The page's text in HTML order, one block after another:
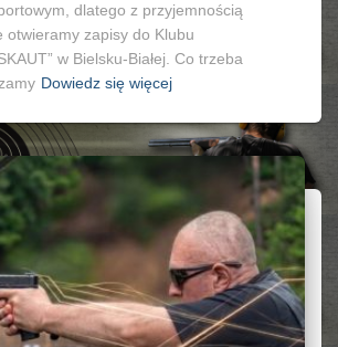
dlatego z przyjemnością
otwieramy zapisy do Klubu
w Bielsku-Białej. Co trzeba
Dowiedz się więcej